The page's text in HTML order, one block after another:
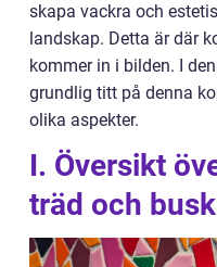
skapa vackra och
landskap. Detta är där
kommer in i bilden. I
grundlig titt på denna
olika aspekter.
I. Översikt
träd och